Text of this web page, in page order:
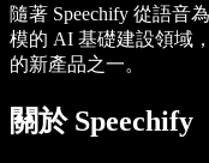
隨著 Speechify 從語音
模的 AI 基礎建設領域，
的新產品之一。
關於 Speechify